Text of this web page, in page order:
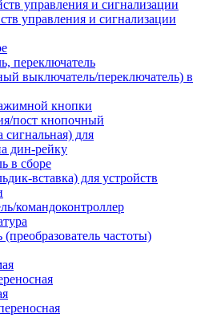
управления и сигнализации
управления и сигнализации
переключатель
выключатель/переключатель) в
кнопки
пост кнопочный
для
дин-рейку
в сборе
вставка) для устройств
командоконтроллер
частоты)